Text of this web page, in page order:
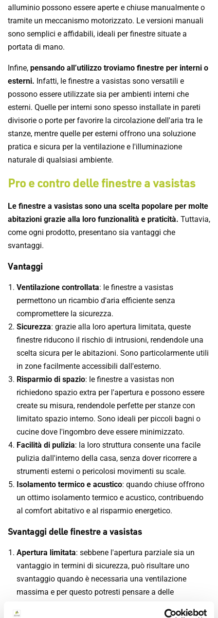
alluminio possono essere aperte e chiuse manualmente o
tramite un meccanismo motorizzato. Le versioni manuali
sono semplici e affidabili, ideali per finestre situate a
portata di mano.
Infine, pensando all’utilizzo troviamo finestre per interni o
esterni. Infatti, le finestre a vasistas sono versatili e
possono essere utilizzate sia per ambienti interni che
esterni. Quelle per interni sono spesso installate in pareti
divisorie o porte per favorire la circolazione dell'aria tra le
stanze, mentre quelle per esterni offrono una soluzione
pratica e sicura per la ventilazione e l'illuminazione
naturale di qualsiasi ambiente.
Pro e contro delle finestre a vasistas
Le finestre a vasistas sono una scelta popolare per molte
abitazioni grazie alla loro funzionalità e praticità. Tuttavia,
come ogni prodotto, presentano sia vantaggi che
svantaggi.
Vantaggi
Ventilazione controllata: le finestre a vasistas
permettono un ricambio d'aria efficiente senza
compromettere la sicurezza.
Sicurezza: grazie alla loro apertura limitata, queste
finestre riducono il rischio di intrusioni, rendendole una
scelta sicura per le abitazioni. Sono particolarmente utili
in zone facilmente accessibili dall'esterno.
Risparmio di spazio: le finestre a vasistas non
richiedono spazio extra per l'apertura e possono essere
create su misura, rendendole perfette per stanze con
limitato spazio interno. Sono ideali per piccoli bagni o
cucine dove l'ingombro deve essere minimizzato.
Facilità di pulizia: la loro struttura consente una facile
pulizia dall'interno della casa, senza dover ricorrere a
strumenti esterni o pericolosi movimenti su scale.
Isolamento termico e acustico: quando chiuse offrono
un ottimo isolamento termico e acustico, contribuendo
al comfort abitativo e al risparmio energetico.
Svantaggi delle finestre a vasistas
Apertura limitata: sebbene l'apertura parziale sia un
vantaggio in termini di sicurezza, può risultare uno
svantaggio quando è necessaria una ventilazione
massima e per questo potresti pensare a delle